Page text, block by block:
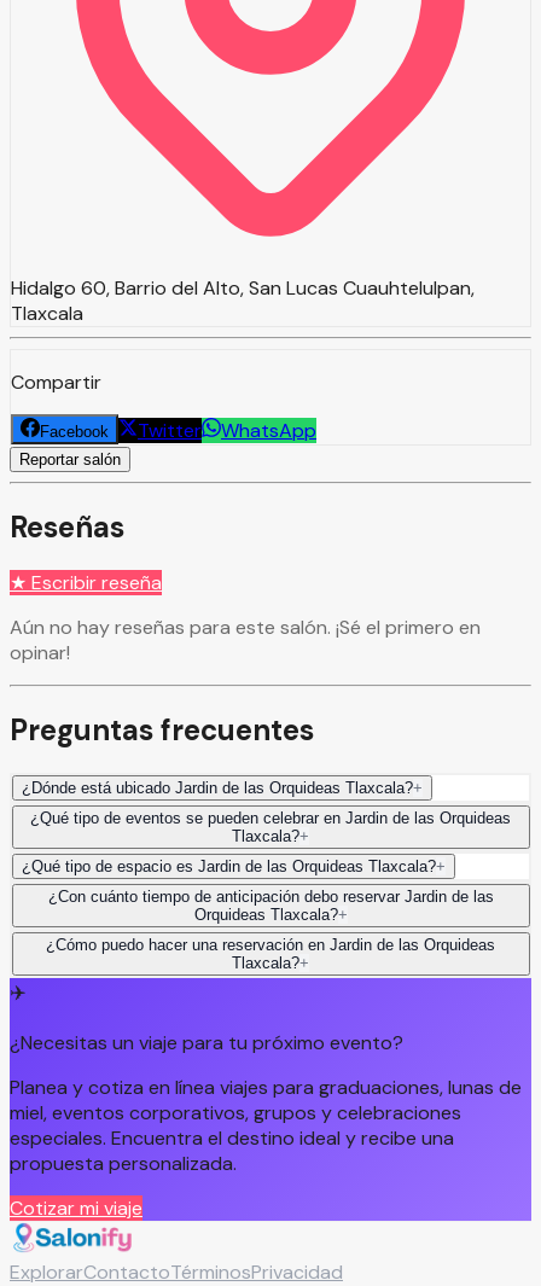
Hidalgo 60, Barrio del Alto, San Lucas Cuauhtelulpan,
Tlaxcala
Compartir
Facebook Twitter WhatsApp
Reportar salón
Reseñas
★ Escribir reseña
Aún no hay reseñas para este salón. ¡Sé el primero en
opinar!
Preguntas frecuentes
¿Dónde está ubicado Jardin de las Orquideas Tlaxcala?+
¿Qué tipo de eventos se pueden celebrar en Jardin de las Orquideas
Tlaxcala?+
¿Qué tipo de espacio es Jardin de las Orquideas Tlaxcala?+
¿Con cuánto tiempo de anticipación debo reservar Jardin de las
Orquideas Tlaxcala?+
¿Cómo puedo hacer una reservación en Jardin de las Orquideas
Tlaxcala?+
✈️
¿Necesitas un viaje para tu próximo evento?
Planea y cotiza en línea viajes para graduaciones, lunas de
miel, eventos corporativos, grupos y celebraciones
especiales. Encuentra el destino ideal y recibe una
propuesta personalizada.
Cotizar mi viaje
ExplorarContactoTérminosPrivacidad